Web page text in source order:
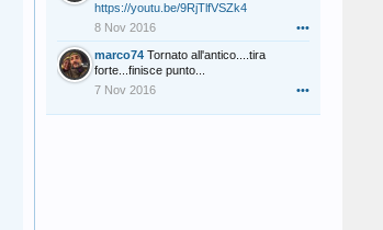
https://youtu.be/9RjTlfVSZk4
8 Nov 2016
•••
marco74 Tornato all'antico....tira
forte...finisce punto...
7 Nov 2016
•••